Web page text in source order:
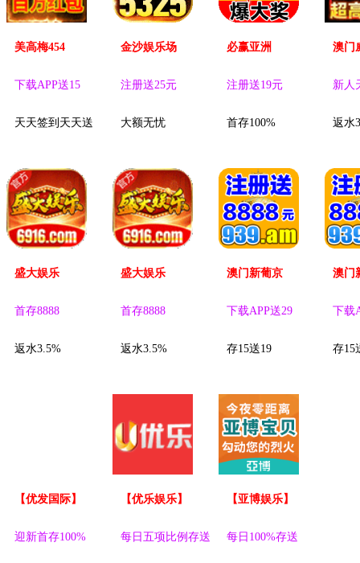
美高梅454
下载APP送15
天天签到天天送
金沙娱乐场
注册送25元
大额无忧
必赢亚洲
注册送19元
首存100%
澳门
新人
返水
盛大娱乐
首存8888
返水3.5%
盛大娱乐
首存8888
返水3.5%
澳门新葡京
下载APP送29
存15送19
澳门
下载
存15
【优发国际】
迎新首存100%
【优乐娱乐】
每日五项比例存送
【亚博娱乐】
每日100%存送